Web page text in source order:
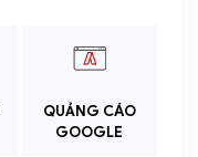
QUẢNG CÁO
GOOGLE